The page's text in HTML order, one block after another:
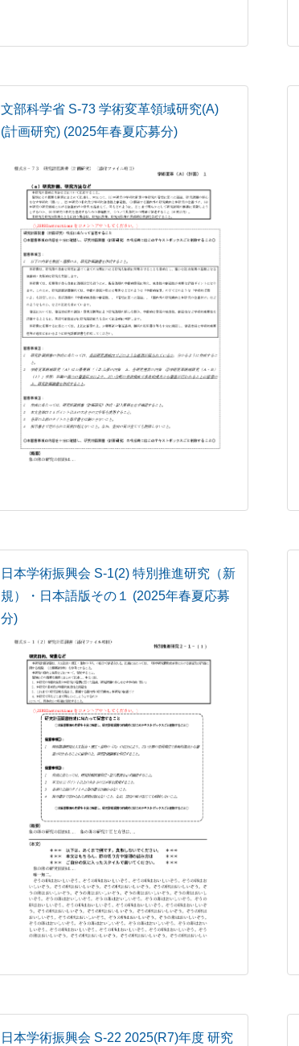
文部科学省 S-73 学術変革領域研究(A)
(計画研究) (2025年春夏応募分)
日本学術振興会 S-1(2) 特別推進研究（新
規）・日本語版その１ (2025年春夏応募
分)
日本学術振興会 S-22 2025(R7)年度 研究